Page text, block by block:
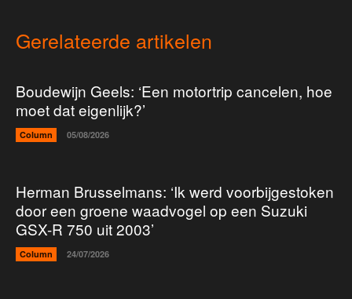
Gerelateerde artikelen
Boudewijn Geels: ‘Een motortrip cancelen, hoe
moet dat eigenlijk?’
Column 05/08/2026
Herman Brusselmans: ‘Ik werd voorbijgestoken
door een groene waadvogel op een Suzuki
GSX-R 750 uit 2003’
Column 24/07/2026